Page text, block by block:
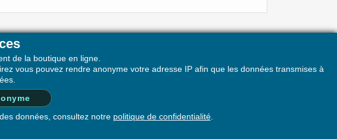
A PROPOS DE LA BOUTIQUE
12 route des 4 vents
de la boutique en ligne.
vous pouvez rendre anonyme votre adresse IP afin que les données transmises à
données, consultez notre politique de confidentialité.